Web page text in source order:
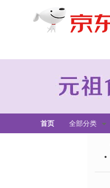
首页 全部分类